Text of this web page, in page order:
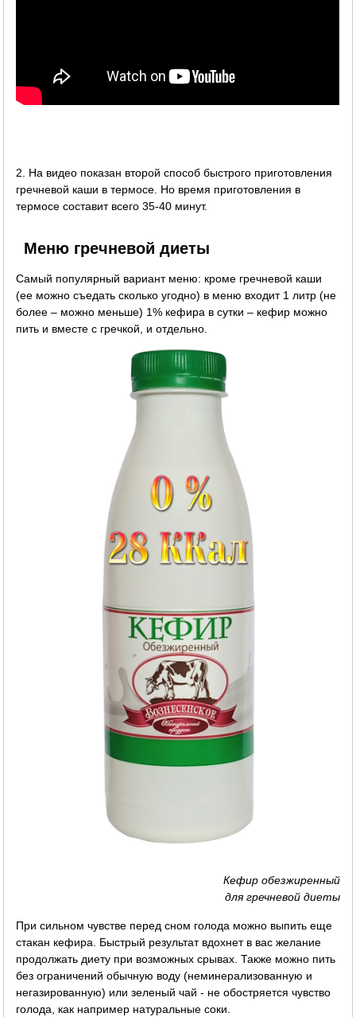
2. На видео показан второй способ быстрого приготовления
гречневой каши в термосе. Но время приготовления в
термосе составит всего 35-40 минут.
Меню гречневой диеты
Самый популярный вариант меню: кроме гречневой каши
(ее можно съедать сколько угодно) в меню входит 1 литр (не
более – можно меньше) 1% кефира в сутки – кефир можно
пить и вместе с гречкой, и отдельно.
Кефир обезжиренный
для гречневой диеты
При сильном чувстве перед сном голода можно выпить еще
стакан кефира. Быстрый результат вдохнет в вас желание
продолжать диету при возможных срывах. Также можно пить
без ограничений обычную воду (неминерализованную и
негазированную) или зеленый чай - не обостряется чувство
голода, как например натуральные соки.